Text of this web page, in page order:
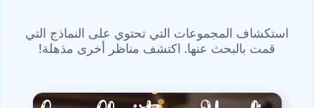
استكشاف المجموعات التي تحتوي على النماذج التي
قمت بالبحث عنها. اكتشف مناظر أخرى مذهلة!